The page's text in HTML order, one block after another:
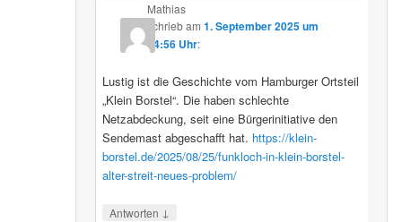
Mathias
schriebam 1. September 2025 um
14:56 Uhr:
Lustig ist die Geschichte vom Hamburger Ortsteil
„Klein Borstel“. Die haben schlechte
Netzabdeckung, seit eine Bürgerinitiative den
Sendemast abgeschafft hat. https://klein-
borstel.de/2025/08/25/funkloch-in-klein-borstel-
alter-streit-neues-problem/
Antworten ↓